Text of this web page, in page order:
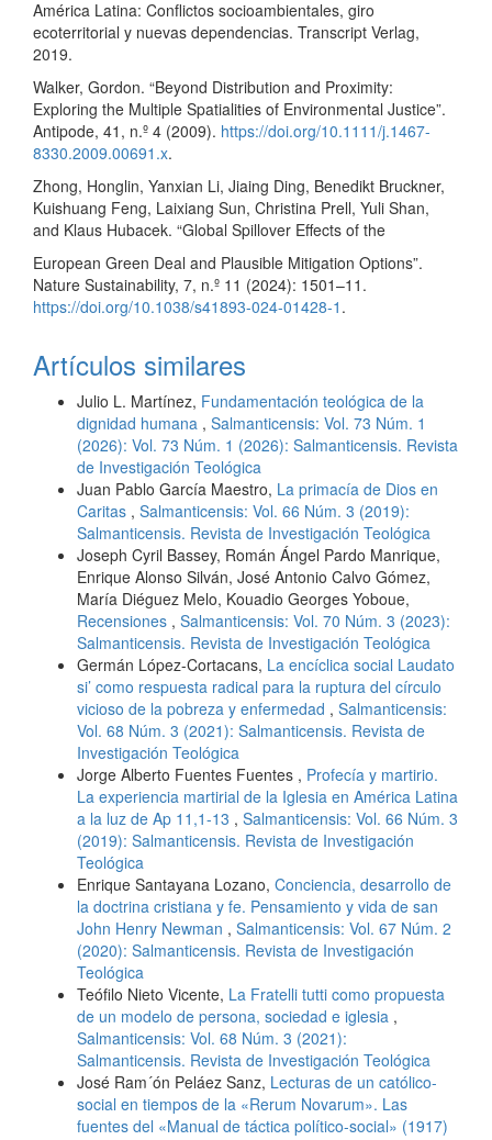
América Latina: Conflictos socioambientales, giro
ecoterritorial y nuevas dependencias. Transcript Verlag,
2019.
Walker, Gordon. “Beyond Distribution and Proximity:
Exploring the Multiple Spatialities of Environmental Justice”.
Antipode, 41, n.º 4 (2009). https://doi.org/10.1111/j.1467-
8330.2009.00691.x.
Zhong, Honglin, Yanxian Li, Jiaing Ding, Benedikt Bruckner,
Kuishuang Feng, Laixiang Sun, Christina Prell, Yuli Shan,
and Klaus Hubacek. “Global Spillover Effects of the
European Green Deal and Plausible Mitigation Options”.
Nature Sustainability, 7, n.º 11 (2024): 1501–11.
https://doi.org/10.1038/s41893-024-01428-1 .
Artículos similares
Julio L. Martínez, Fundamentación teológica de la
dignidad humana , Salmanticensis: Vol. 73 Núm. 1
(2026): Vol. 73 Núm. 1 (2026): Salmanticensis. Revista
de Investigación Teológica
Juan Pablo García Maestro, La primacía de Dios en
Caritas , Salmanticensis: Vol. 66 Núm. 3 (2019):
Salmanticensis. Revista de Investigación Teológica
Joseph Cyril Bassey, Román Ángel Pardo Manrique,
Enrique Alonso Silván, José Antonio Calvo Gómez,
María Diéguez Melo, Kouadio Georges Yoboue,
Recensiones , Salmanticensis: Vol. 70 Núm. 3 (2023):
Salmanticensis. Revista de Investigación Teológica
Germán López-Cortacans, La encíclica social Laudato
si’ como respuesta radical para la ruptura del círculo
vicioso de la pobreza y enfermedad , Salmanticensis:
Vol. 68 Núm. 3 (2021): Salmanticensis. Revista de
Investigación Teológica
Jorge Alberto Fuentes Fuentes , Profecía y martirio.
La experiencia martirial de la Iglesia en América Latina
a la luz de Ap 11,1-13 , Salmanticensis: Vol. 66 Núm. 3
(2019): Salmanticensis. Revista de Investigación
Teológica
Enrique Santayana Lozano, Conciencia, desarrollo de
la doctrina cristiana y fe. Pensamiento y vida de san
John Henry Newman , Salmanticensis: Vol. 67 Núm. 2
(2020): Salmanticensis. Revista de Investigación
Teológica
Teófilo Nieto Vicente, La Fratelli tutti como propuesta
de un modelo de persona, sociedad e iglesia ,
Salmanticensis: Vol. 68 Núm. 3 (2021):
Salmanticensis. Revista de Investigación Teológica
José Ram´ón Peláez Sanz, Lecturas de un católico-
social en tiempos de la «Rerum Novarum». Las
fuentes del «Manual de táctica político-social» (1917)